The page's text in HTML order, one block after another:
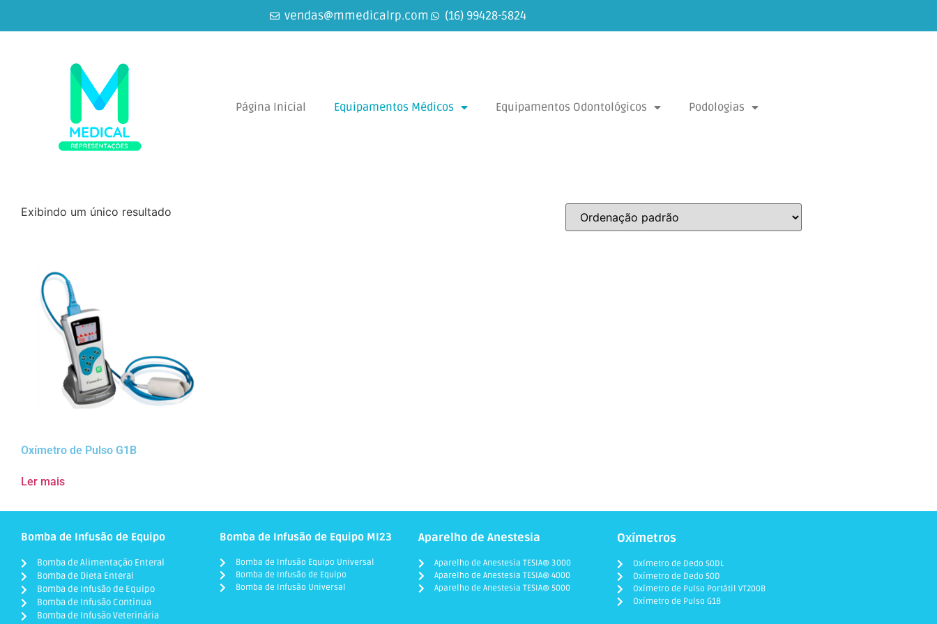
vendas@mmedicalrp.com (16) 99428-5824
Página Inicial Equipamentos Médicos Equipamentos Odontológicos Podologias
Exibindo um único resultado
Oxímetro de Pulso G1B
Ler mais
Bomba de Infusão de Equipo
Bomba de Alimentação Enteral
Bomba de Dieta Enteral
Bomba de Infusão de Equipo
Bomba de Infusão Continua
Bomba de Infusão Veterinária
Bomba de Infusão de Equipo MI23
Bomba de Infusão Equipo Universal
Bomba de Infusão de Equipo
Bomba de Infusão Universal
Aparelho de Anestesia
Aparelho de Anestesia TESIA® 3000
Aparelho de Anestesia TESIA® 4000
Aparelho de Anestesia TESIA® 5000
Oxímetros
Oxímetro de Dedo 50DL
Oxímetro de Dedo 50D
Oxímetro de Pulso Portátil VT200B
Oxímetro de Pulso G1B